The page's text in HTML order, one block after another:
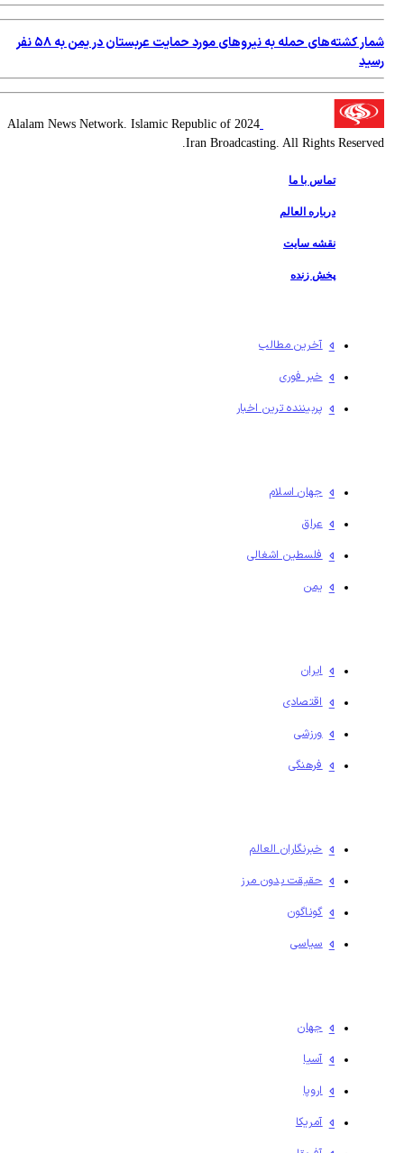
شمار کشته‌های حمله به نیروهای مورد حمایت عربستان در یمن به ۵۸ نفر
رسید
2024 Alalam News Network. Islamic Republic of
Iran Broadcasting. All Rights Reserved.
تماس با ما
درباره العالم
نقشه سایت
پخش زنده
آخرین مطالب
خبر فوری
پربیننده ترین اخبار
جهان اسلام
عراق
فلسطين اشغالی
یمن
ایران
اقتصادی
ورزشی
فرهنگی
خبرنگاران العالم
حقیقت بدون مرز
گوناگون
سیاسی
جهان
آسیا
اروپا
آمریکا